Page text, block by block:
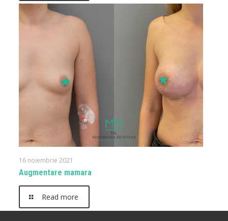
16 noiembrie 2021
Augmentare mamara
Read more